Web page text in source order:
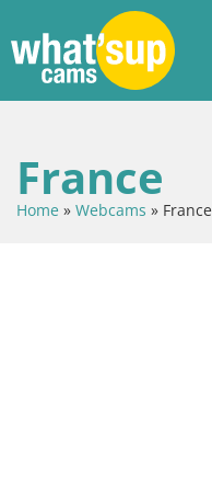
France
Home » Webcams » France